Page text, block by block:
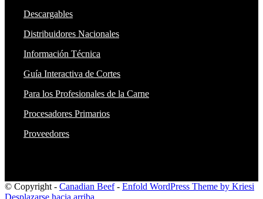
Descargables
Distribuidores Nacionales
Información Técnica
Guía Interactiva de Cortes
Para los Profesionales de la Carne
Procesadores Primarios
Proveedores
© Copyright - Canadian Beef- Enfold WordPress Theme by Kriesi